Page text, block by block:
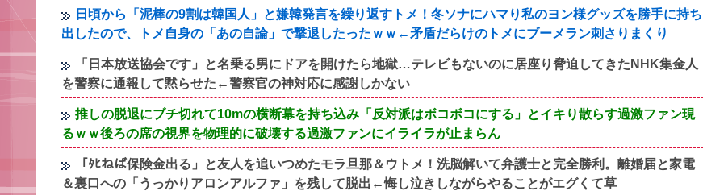
日頃から「泥棒の9割は韓国人」と嫌韓発言を繰り返すトメ！冬ソナにハマり私のヨン様グッズを勝手に持ち
出したので、トメ自身の「あの自論」で撃退したったｗｗ←矛盾だらけのトメにブーメラン刺さりまくり
「日本放送協会です」と名乗る男にドアを開けたら地獄…テレビもないのに居座り脅迫してきたNHK集金人
を警察に通報して黙らせた←警察官の神対応に感謝しかない
推しの脱退にブチ切れて10mの横断幕を持ち込み「反対派はボコボコにする」とイキり散らす過激ファン現
るｗｗ後ろの席の視界を物理的に破壊する過激ファンにイライラが止まらん
「ﾀﾋねば保険金出る」と友人を追いつめたモラ旦那＆ウトメ！洗脳解いて弁護士と完全勝利。離婚届と家電
＆裏口への「うっかりアロンアルファ」を残して脱出←悔し泣きしながらやることがエグくて草